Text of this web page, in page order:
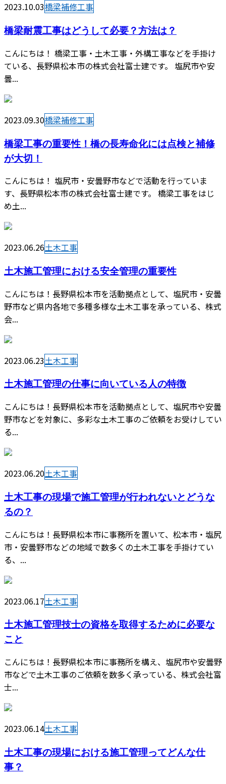
2023.10.03橋梁補修工事
橋梁耐震工事はどうして必要？方法は？
こんにちは！ 橋梁工事・土木工事・外構工事などを手掛け
ている、長野県松本市の株式会社富士建です。 塩尻市や安
曇...
2023.09.30橋梁補修工事
橋梁工事の重要性！橋の長寿命化には点検と補修
が大切！
こんにちは！ 塩尻市・安曇野市などで活動を行っていま
す、長野県松本市の株式会社富士建です。 橋梁工事をはじ
め土...
2023.06.26土木工事
土木施工管理における安全管理の重要性
こんにちは！長野県松本市を活動拠点として、塩尻市・安曇
野市など県内各地で多種多様な土木工事を承っている、株式
会...
2023.06.23土木工事
土木施工管理の仕事に向いている人の特徴
こんにちは！長野県松本市を活動拠点として、塩尻市や安曇
野市などを対象に、多彩な土木工事のご依頼をお受けしてい
る...
2023.06.20土木工事
土木工事の現場で施工管理が行われないとどうな
るの？
こんにちは！長野県松本市に事務所を置いて、松本市・塩尻
市・安曇野市などの地域で数多くの土木工事を手掛けてい
る、...
2023.06.17土木工事
土木施工管理技士の資格を取得するために必要な
こと
こんにちは！長野県松本市に事務所を構え、塩尻市や安曇野
市などで土木工事のご依頼を数多く承っている、株式会社富
士...
2023.06.14土木工事
土木工事の現場における施工管理ってどんな仕
事？